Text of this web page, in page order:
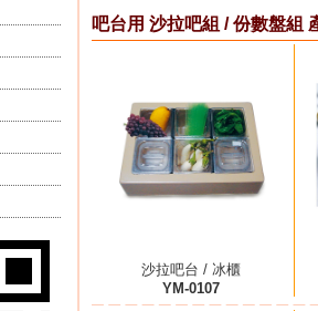
吧台用 沙拉吧組 / 份數盤組
沙拉吧台 / 冰櫃
YM-0107